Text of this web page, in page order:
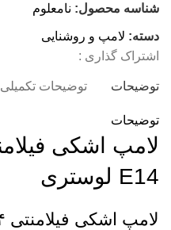
شناسه محصول: نامعلوم
دسته: لامپ و روشنایی
اشتراک گذاری :
توضیحات توضیحات تکمیلی
توضیحات
E14 لوستری